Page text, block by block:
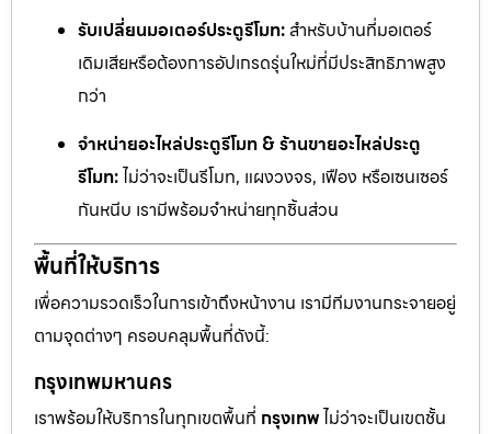
รับเปลี่ยนมอเตอร์ประตูรีโมท: สำหรับบ้านที่มอเตอร์
เดิมเสียหรือต้องการอัปเกรดรุ่นใหม่ที่มีประสิทธิภาพสูง
กว่า
จำหน่ายอะไหล่ประตูรีโมท & ร้านขายอะไหล่ประตู
รีโมท:ไม่ว่าจะเป็นรีโมท, แผงวงจร, เฟือง หรือเซนเซอร์
กันหนีบ เรามีพร้อมจำหน่ายทุกชิ้นส่วน
พื้นที่ให้บริการ
เพื่อความรวดเร็วในการเข้าถึงหน้างาน เรามีทีมงานกระจายอยู่
ตามจุดต่างๆ ครอบคลุมพื้นที่ดังนี้:
กรุงเทพมหานคร
เราพร้อมให้บริการในทุกเขตพื้นที่ กรุงเทพไม่ว่าจะเป็นเขตชั้น